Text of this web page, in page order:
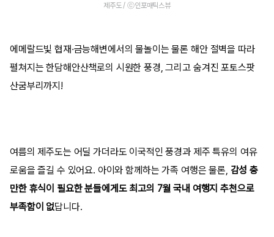
제주도 / ⓒ인포매틱스뷰
에메랄드빛 협재·금능해변에서의 물놀이는 물론 해안 절벽을 따라
펼쳐지는 한담해안산책로의 시원한 풍경, 그리고 숨겨진 포토스팟
산굼부리까지!
여름의 제주도는 어딜 가더라도 이국적인 풍경과 제주 특유의 여유
로움을 즐길 수 있어요. 아이와 함께하는 가족 여행은 물론, 감성 충
만한 휴식이 필요한 분들에게도 최고의 7월 국내 여행지 추천으로
부족함이 없답니다.